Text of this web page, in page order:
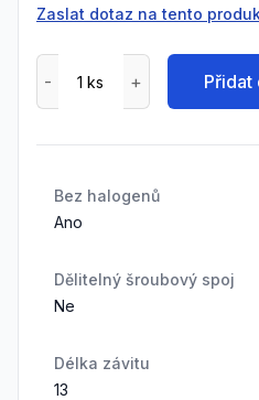
Zaslat dotaz na tento
Přidat
Bez halogenů
Ano
Dělitelný šroubový spoj
Ne
Délka závitu
13